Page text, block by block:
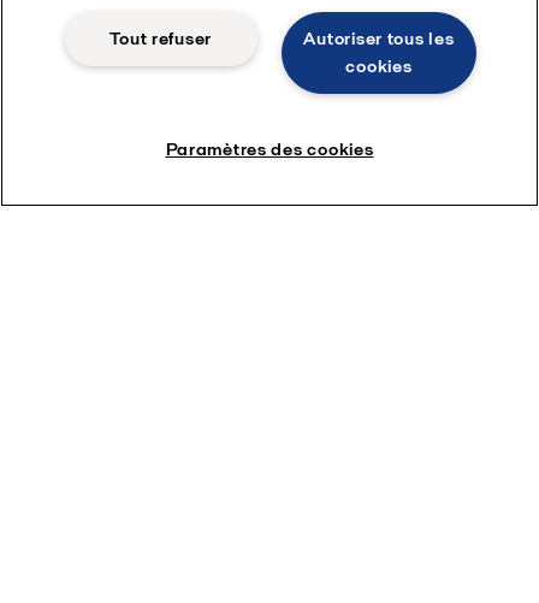
Autoriser tous les
cookies
Tout refuser
Paramètres des cookies